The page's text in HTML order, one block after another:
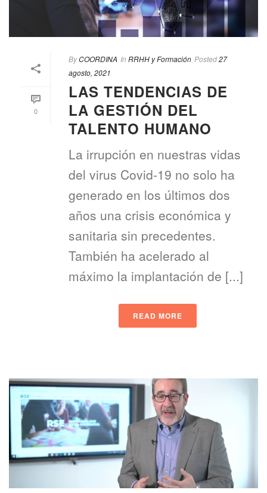
0
ByCOORDINA In RRHH y Formación Posted27
agosto, 2021
LAS TENDENCIAS DE
LA GESTIÓN DEL
TALENTO HUMANO
La irrupción en nuestras vidas
del virus Covid-19 no solo ha
generado en los últimos dos
años una crisis económica y
sanitaria sin precedentes.
También ha acelerado al
máximo la implantación de [...]
READ MORE